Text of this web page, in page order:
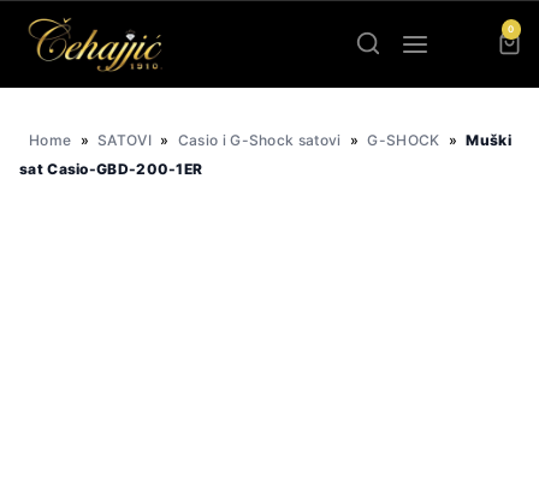
0
Home » SATOVI » Casio i G-Shock satovi » G-SHOCK » Muški
sat Casio-GBD-200-1ER